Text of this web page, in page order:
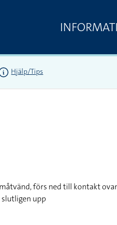
Hjälp/Tips
förs ned till kontakt
upp